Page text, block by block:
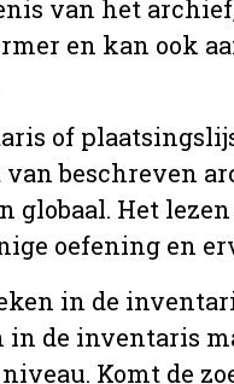
van het
en kan ook
of
beschreven
globaal. Het
oefening en
in de
in de inventaris
Komt de